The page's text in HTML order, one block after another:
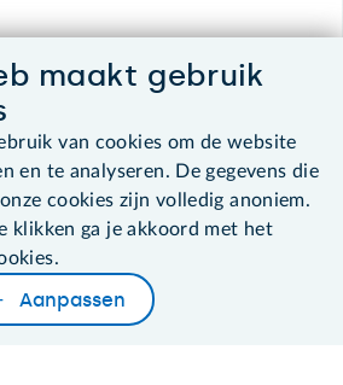
DelenWoordenboek
maakt gebruik
van cookies om de website
en te analyseren. De gegevens die
cookies zijn volledig anoniem.
klikken ga je akkoord met het
Aanpassen